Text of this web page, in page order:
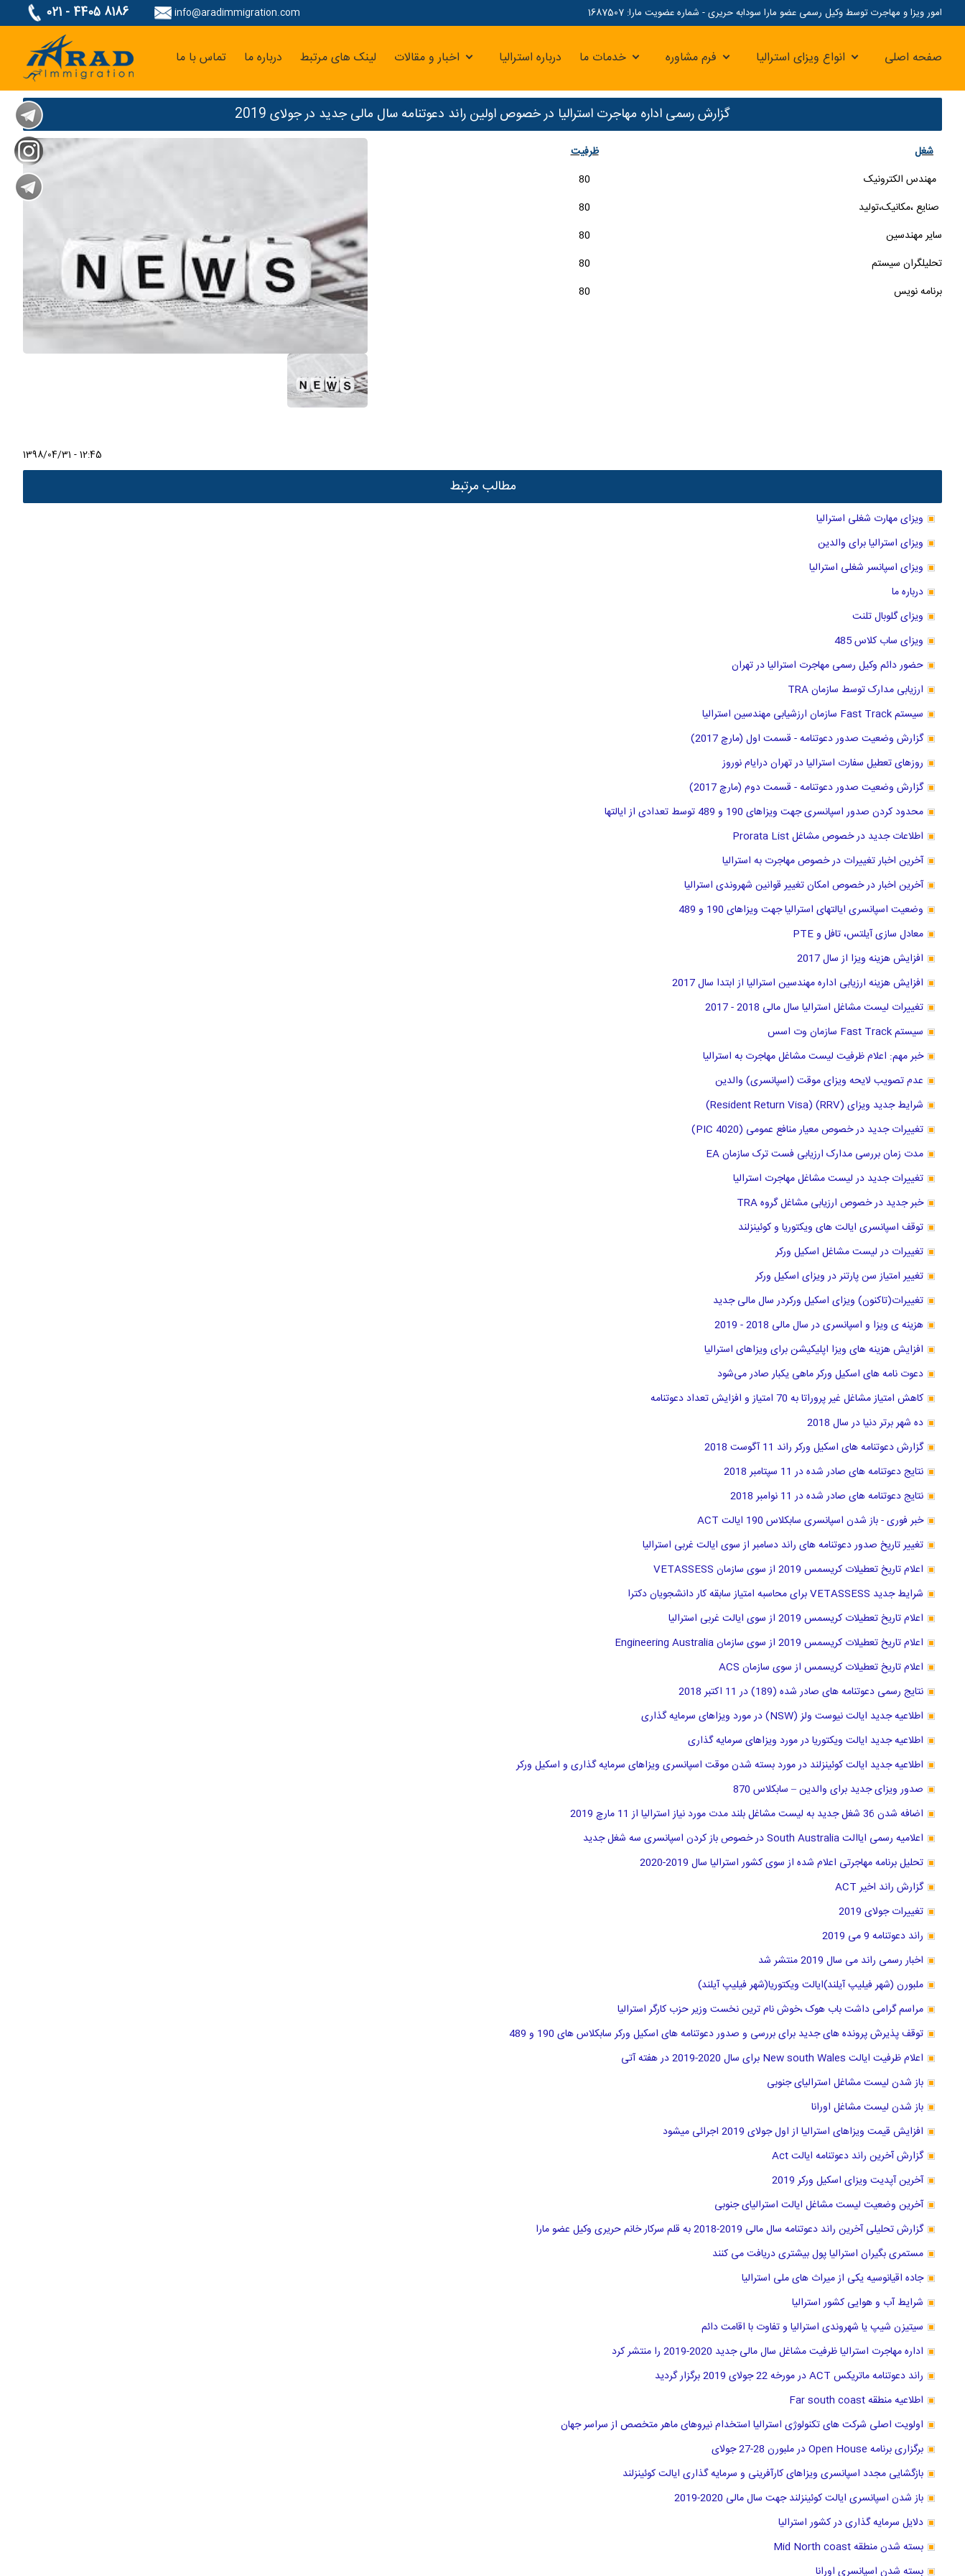
امور ویزا و مهاجرت توسط وکیل رسمی عضو مارا سودابه حریری - شماره عضویت مارا: 1687507 021 - 4405 8186 info@aradimmigration.com
صفحه اصلی انواع ویزای استرالیا فرم مشاوره خدمات ما درباره استرالیا اخبار و مقالات لینک های مرتبط درباره ما تماس با ما
گزارش رسمی اداره مهاجرت استرالیا در خصوص اولین راند دعوتنامه سال مالی جدید در جولای 2019
شغل
ظرفیت
مهندس الکترونیک
80
صنایع ،مکانیک،تولید
80
سایر مهندسین
80
تحلیلگران سیستم
80
برنامه نویس
80
1398/04/31 - 12:45
مطالب مرتبط
ویزای مهارت شغلی استرالیا
ویزای استرالیا برای والدین
ویزای اسپانسر شغلی استرالیا
درباره ما
ویزای گلوبال تلنت
ویزای ساب کلاس 485
حضور دائم وکیل رسمی مهاجرت استرالیا در تهران
ارزیابی مدارک توسط سازمان TRA
سیستم Fast Track سازمان ارزشیابی مهندسین استرالیا
گزارش وضعیت صدور دعوتنامه - قسمت اول (مارچ 2017)
روزهای تعطیل سفارت استرالیا در تهران درایام نوروز
گزارش وضعیت صدور دعوتنامه - قسمت دوم (مارچ 2017)
محدود کردن صدور اسپانسری جهت ویزاهای 190 و 489 توسط تعدادی از ایالتها
اطلاعات جدید در خصوص مشاغل Prorata List
آخرین اخبار تغییرات در خصوص مهاجرت به استرالیا
آخرین اخبار در خصوص امکان تغییر قوانین شهروندی استرالیا
وضعیت اسپانسری ایالتهای استرالیا جهت ویزاهای 190 و 489
معادل سازی آیلتس، تافل و PTE
افزایش هزینه ویزا از سال 2017
افزایش هزینه ارزیابی اداره مهندسین استرالیا از ابتدا سال 2017
تغییرات لیست مشاغل استرالیا سال مالی 2018 - 2017
سیستم Fast Track سازمان وت اسس
خبر مهم: اعلام ظرفیت لیست مشاغل مهاجرت به استرالیا
عدم تصویب لایحه ویزای موقت (اسپانسری) والدین
شرایط جدید ویزای (RRV) (Resident Return Visa)
تغییرات جدید در خصوص معیار منافع عمومی (PIC 4020)
مدت زمان بررسی مدارک ارزیابی فست ترک سازمان EA
تغییرات جدید در لیست مشاغل مهاجرت استرالیا
خبر جدید در خصوص ارزیابی مشاغل گروه TRA
توقف اسپانسری ایالت های ویکتوریا و کوئینزلند
تغییرات در لیست مشاغل اسکیل ورکر
تغییر امتیاز سن پارتنر در ویزای اسکیل ورکر
تغییرات(تاکنون) ویزای اسکیل ورکردر سال مالی جدید
هزینه ی ویزا و اسپانسری در سال مالی 2018 - 2019
افزایش هزینه های ویزا اپلیکیشن برای ویزاهای استرالیا
دعوت نامه های اسکیل ورکر ماهی یکبار صادر می‌شود
کاهش امتیاز مشاغل غیر پروراتا به 70 امتیاز و افزایش تعداد دعوتنامه
ده شهر برتر دنیا در سال 2018
گزارش دعوتنامه های اسکیل ورکر راند 11 آگوست 2018
نتایج دعوتنامه های صادر شده در 11 سپتامبر 2018
نتایج دعوتنامه های صادر شده در 11 نوامبر 2018
خبر فوری - باز شدن اسپانسری سابکلاس 190 ایالت ACT
تغییر تاریخ صدور دعوتنامه های راند دسامبر از سوی ایالت غربی استرالیا
اعلام تاریخ تعطیلات کریسمس 2019 از سوی سازمان VETASSESS
شرایط جدید VETASSESS برای محاسبه امتیاز سابقه کار دانشجویان دکترا
اعلام تاریخ تعطیلات کریسمس 2019 از سوی ایالت غربی استرالیا
اعلام تاریخ تعطیلات کریسمس 2019 از سوی سازمان Engineering Australia
اعلام تاریخ تعطیلات کریسمس از سوی سازمان ACS
نتایج رسمی دعوتنامه های صادر شده (189) در 11 اکتبر 2018
اطلاعیه جدید ایالت نیوست ولز (NSW) در مورد ویزاهای سرمایه گذاری
اطلاعیه جدید ایالت ویکتوریا در مورد ویزاهای سرمایه گذاری
اطلاعیه جدید ایالت کوئینزلند در مورد بسته شدن موقت اسپانسری ویزاهای سرمایه گذاری و اسکیل ورکر
صدور ویزای جدید برای والدین – سابکلاس 870
اضافه شدن 36 شغل جدید به لیست مشاغل بلند مدت مورد نیاز استرالیا از 11 مارچ 2019
اعلامیه رسمی ایاالت South Australia در خصوص باز کردن اسپانسری سه شغل جدید
تحلیل برنامه مهاجرتی اعلام شده از سوی کشور استرالیا سال 2019-2020
گزارش راند اخیر ACT
تغییرات جولای 2019
راند دعوتنامه 9 می 2019
اخبار رسمی راند می سال 2019 منتشر شد
ملبورن (شهر فیلیپ آیلند)ایالت ویکتوریا(شهر فیلیپ آیلند)
مراسم گرامی داشت باب هوک ،خوش نام ترین نخست وزیر حزب کارگر استرالیا
توقف پذیرش پرونده های جدید برای بررسی و صدور دعوتنامه های اسکیل ورکر سابکلاس های 190 و 489
اعلام ظرفیت ایالت New south Wales برای سال 2020-2019 در هفته آتی
باز شدن لیست مشاغل استرالیای جنوبی
باز شدن لیست مشاغل اورانا
افزایش قیمت ویزاهای استرالیا از اول جولای 2019 اجرائی میشود
گزارش آخرین راند دعوتنامه ایالت Act
آخرین آپدیت ویزای اسکیل ورکر 2019
آخرین وضعیت لیست مشاغل ایالت استرالیای جنوبی
گزارش تحلیلی آخرین راند دعوتنامه سال مالی 2019-2018 به قلم سرکار خانم حریری وکیل عضو مارا
مستمری بگیران استرالیا پول بیشتری دریافت می کنند
جاده اقیانوسیه یکی از میراث های ملی استرالیا
شرایط آب و هوایی کشور استرالیا
سیتیزن شیپ یا شهروندی استرالیا و تفاوت با اقامت دائم
اداره مهاجرت استرالیا ظرفیت مشاغل سال مالی جدید 2020-2019 را منتشر کرد
راند دعوتنامه ماتریکس ACT در مورخه 22 جولای 2019 برگزار گردید
اطلاعیه منطقه Far south coast
اولویت اصلی شرکت های تکنولوژی استرالیا استخدام نیروهای ماهر متخصص از سراسر جهان
برگزاری برنامه Open House در ملبورن 28-27 جولای
بازگشایی مجدد اسپانسری ویزاهای کارآفرینی و سرمایه گذاری ایالت کوئینزلند
باز شدن اسپانسری ایالت کوئینزلند جهت سال مالی 2020-2019
دلایل سرمایه گذاری در کشور استرالیا
بسته شدن منطقه Mid North coast
بسته شدن اسپانسری اورانا